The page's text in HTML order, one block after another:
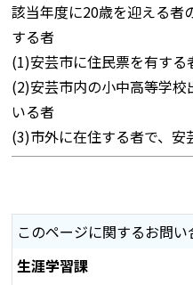
該当年度に20歳を迎える者
する者
(1)安芸市に住民票を有する
(2)安芸市内の小中高等学
いる者
(3)市外に在住する者で、
このページに関するお問い
生涯学習課